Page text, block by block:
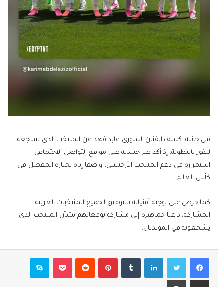
من جانبه، كشف الفنان السوري عابد فهد عن المنتخب الذي يشجعه
للفوز بالبطولة, إذ أكد عبر حسابه على مواقع التواصل الاجتماعي
استمراره في دعم المنتخب الأرجنتيني، واصفا إياه بخياره المفضل في
كأس العالم.
كما حرص على توجيه أمنياته بالتوفيق لجميع المنتخبات العربية
المشاركة، داعيا جماهيره إلى مشاركة توقعاتهم بشأن المنتخب الذي
يشجعونه في المونديال.
فيسبوكتويتر لينكدإن بينتيريست بوكيت سكايب
مشاركة عبر البريد طباعة